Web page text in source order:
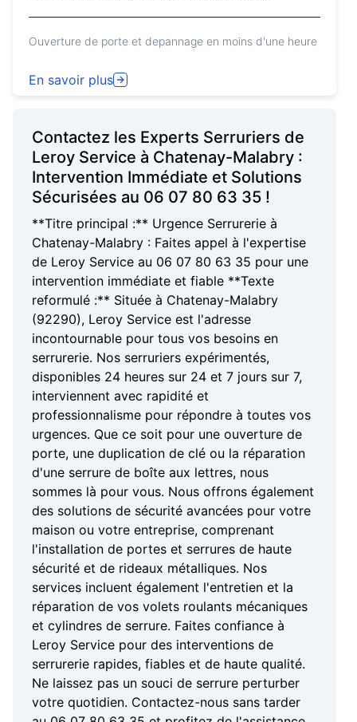
Ouverture de porte et depannage en moins d'une heure
En savoir plus
Contactez les Experts Serruriers de
Leroy Service à Chatenay-Malabry :
Intervention Immédiate et Solutions
Sécurisées au 06 07 80 63 35 !
**Titre principal :** Urgence Serrurerie à
Chatenay-Malabry : Faites appel à l'expertise
de Leroy Service au 06 07 80 63 35 pour une
intervention immédiate et fiable **Texte
reformulé :** Située à Chatenay-Malabry
(92290), Leroy Service est l'adresse
incontournable pour tous vos besoins en
serrurerie. Nos serruriers expérimentés,
disponibles 24 heures sur 24 et 7 jours sur 7,
interviennent avec rapidité et
professionnalisme pour répondre à toutes vos
urgences. Que ce soit pour une ouverture de
porte, une duplication de clé ou la réparation
d'une serrure de boîte aux lettres, nous
sommes là pour vous. Nous offrons également
des solutions de sécurité avancées pour votre
maison ou votre entreprise, comprenant
l'installation de portes et serrures de haute
sécurité et de rideaux métalliques. Nos
services incluent également l'entretien et la
réparation de vos volets roulants mécaniques
et cylindres de serrure. Faites confiance à
Leroy Service pour des interventions de
serrurerie rapides, fiables et de haute qualité.
Ne laissez pas un souci de serrure perturber
votre quotidien. Contactez-nous sans tarder